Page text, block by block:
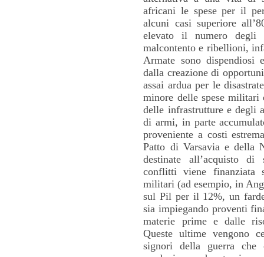
africani le spese per il
alcuni casi superiore
elevato il numero degli
malcontento e ribellioni,
Armate sono dispendiosi
dalla creazione di
assai ardua per le
minore delle spese militari
delle infrastrutture e degli
di armi, in parte
proveniente a costi
Patto di Varsavia e della
destinate all’acquisto di
conflitti viene finanziata
militari (ad esempio, in
sul Pil per il 12%, un
sia impiegando proventi
materie prime e dalle
Queste ultime vengono
signori della guerra